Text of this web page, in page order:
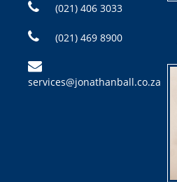
(021) 406 3033
(021) 469 8900
services@jonathanball.co.za